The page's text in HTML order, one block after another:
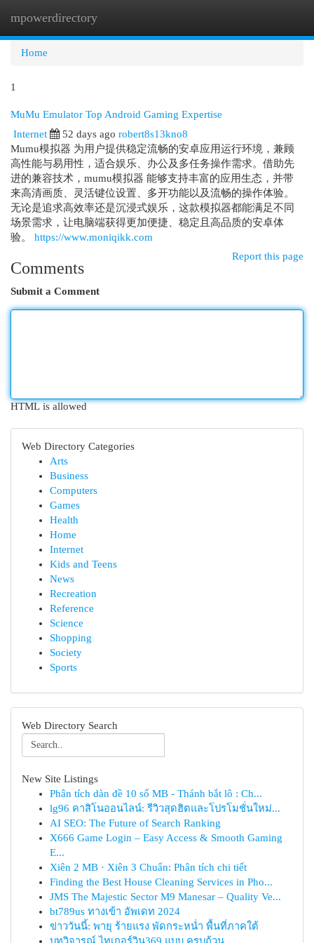
mpowerdirectory
Home
1
MuMu Emulator Top Android Gaming Expertise
Internet
52 days ago robert8s13kno8
Mumu模拟器 为用户提供稳定流畅的安卓应用运行环境，兼顾
高性能与易用性，适合娱乐、办公及多任务操作需求。借助先
进的兼容技术，mumu模拟器 能够支持丰富的应用生态，并带
来高清画质、灵活键位设置、多开功能以及流畅的操作体验。
无论是追求高效率还是沉浸式娱乐，这款模拟器都能满足不同
场景需求，让电脑端获得更加便捷、稳定且高品质的安卓体
验。 https://www.moniqikk.com
Report this page
Comments
Submit a Comment
HTML is allowed
Web Directory Categories
Arts
Business
Computers
Games
Health
Home
Internet
Kids and Teens
News
Recreation
Reference
Science
Shopping
Society
Sports
Web Directory Search
New Site Listings
Phân tích dàn đề 10 số MB - Thánh bắt lô : Ch...
lg96 คาสิโนออนไลน์: รีวิวสุดฮิตและโปรโมชั่นใหม่...
AI SEO: The Future of Search Ranking
X666 Game Login – Easy Access & Smooth Gaming
E...
Xiên 2 MB · Xiên 3 Chuẩn: Phân tích chi tiết
Finding the Best House Cleaning Services in Pho...
JMS The Majestic Sector M9 Manesar – Quality Ve...
bt789us ทางเข้า อัพเดท 2024
ข่าววันนี้: พายุ ร้ายแรง พัดกระหน่ำ พื้นที่ภาคใต้